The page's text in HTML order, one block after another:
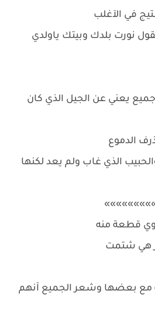
في الآغلب
نورت بلدك وبيتك ياولدي
يعني عن الجيل الذي كان
الدموع
الذي غاب ولم يعد لكنها
قطعة منه
هي شتمت
مع بعضها وشعر الجميع آنهم